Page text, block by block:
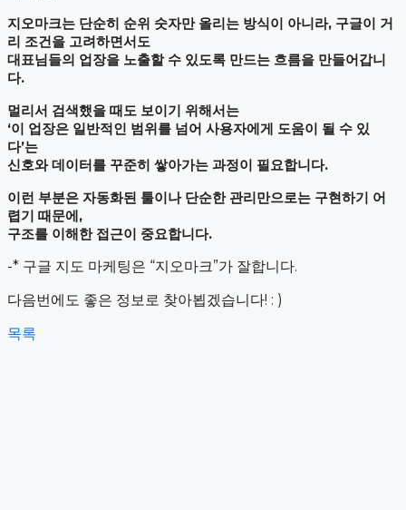
지오마크는 단순히 순위 숫자만 올리는 방식이 아니라, 구글이 거
리 조건을 고려하면서도
대표님들의 업장을 노출할 수 있도록 만드는 흐름을 만들어갑니
다.
멀리서 검색했을 때도 보이기 위해서는
‘이 업장은 일반적인 범위를 넘어 사용자에게 도움이 될 수 있
다’는
신호와 데이터를 꾸준히 쌓아가는 과정이 필요합니다.
이런 부분은 자동화된 툴이나 단순한 관리만으로는 구현하기 어
렵기 때문에,
구조를 이해한 접근이 중요합니다.
-* 구글 지도 마케팅은 “지오마크”가 잘합니다.
다음번에도 좋은 정보로 찾아뵙겠습니다! : )
목록